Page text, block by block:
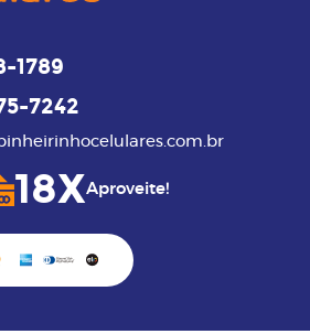
1789
7242
18XAproveite!